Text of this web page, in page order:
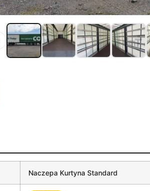
Naczepa Kurtyna Standard